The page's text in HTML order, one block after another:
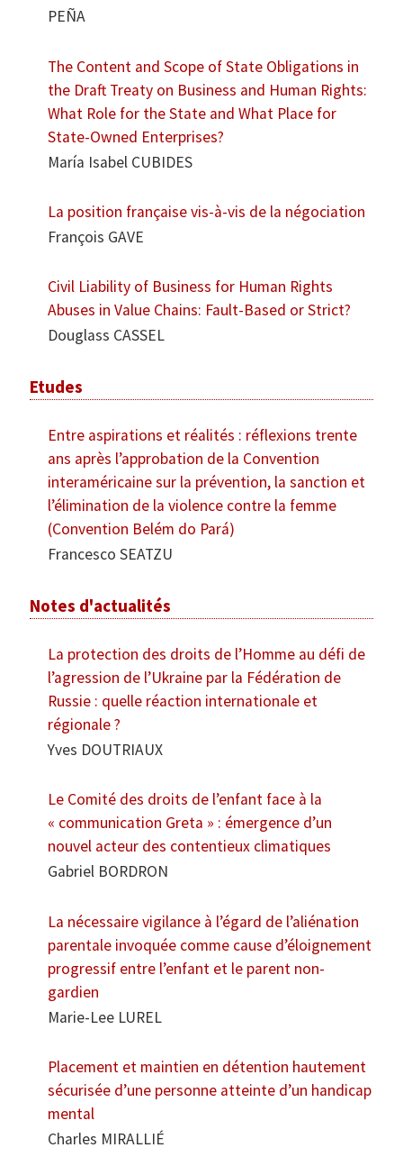
PEÑA
The Content and Scope of State Obligations in
the Draft Treaty on Business and Human Rights:
What Role for the State and What Place for
State-Owned Enterprises?
María Isabel CUBIDES
La position française vis-à-vis de la négociation
François GAVE
Civil Liability of Business for Human Rights
Abuses in Value Chains: Fault-Based or Strict?
Douglass CASSEL
Etudes
Entre aspirations et réalités : réflexions trente
ans après l’approbation de la Convention
interaméricaine sur la prévention, la sanction et
l’élimination de la violence contre la femme
(Convention Belém do Pará)
Francesco SEATZU
Notes d'actualités
La protection des droits de l’Homme au défi de
l’agression de l’Ukraine par la Fédération de
Russie : quelle réaction internationale et
régionale ?
Yves DOUTRIAUX
Le Comité des droits de l’enfant face à la
« communication Greta » : émergence d’un
nouvel acteur des contentieux climatiques
Gabriel BORDRON
La nécessaire vigilance à l’égard de l’aliénation
parentale invoquée comme cause d’éloignement
progressif entre l’enfant et le parent non-
gardien
Marie-Lee LUREL
Placement et maintien en détention hautement
sécurisée d’une personne atteinte d’un handicap
mental
Charles MIRALLIÉ